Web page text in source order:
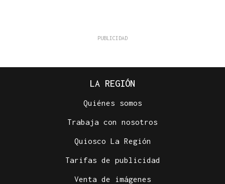
LA REGIÓN
Quiénes somos
Trabaja con nosotros
Quiosco La Región
Tarifas de publicidad
Venta de imágenes